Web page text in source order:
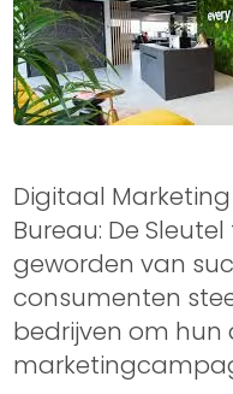
Digitaal
Bureau: De
geworden van
consumenten
bedrijven om